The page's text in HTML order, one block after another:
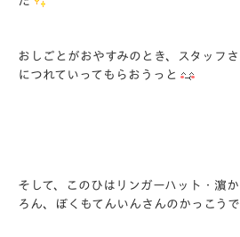
おしごとがおやすみのとき、スタッフ
につれていってもらおうっと
そして、このひはリンガーハット・濵
ろん、ぼくもてんいんさんのかっこう